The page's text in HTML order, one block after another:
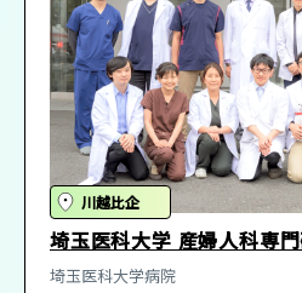
埼玉県立小児医療センターは重症、
も達に対応した、3次機能を持つ小
る疾患、病態に対応するために、様
おり、また、当センターは全国に15
つであり、先進的で高度な医療が展
重症心身障害児の診療やリハビリに
にさいたま新都心の新病院に移転し、
した。特に同一敷地内にさいたま赤
連携して総合周産期母子医療センター
川越比企
埼玉医科大学 産婦人科専
埼玉医科大学病院